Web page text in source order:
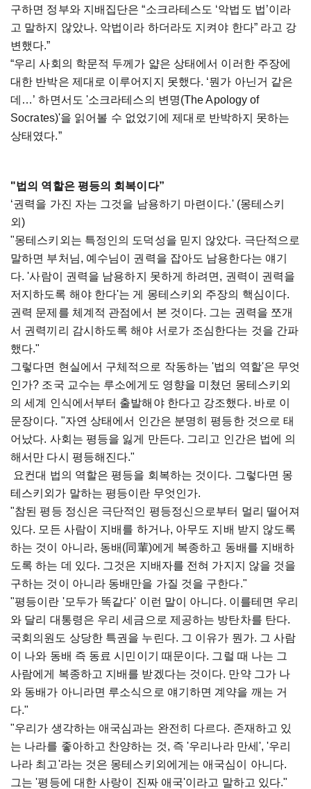
구하면 정부와 지배집단은 “소크라테스도 ‘악법도 법’이라
고 말하지 않았나. 악법이라 하더라도 지켜야 한다” 라고 강
변했다.”
“우리 사회의 학문적 두께가 얇은 상태에서 이러한 주장에
대한 반박은 제대로 이루어지지 못했다. ‘뭔가 아닌거 같은
데…’ 하면서도 '소크라테스의 변명(The Apology of
Socrates)'을 읽어볼 수 없었기에 제대로 반박하지 못하는
상태였다.”
"법의 역할은 평등의 회복이다”
‘권력을 가진 자는 그것을 남용하기 마련이다.' (몽테스키
외)
"몽테스키외는 특정인의 도덕성을 믿지 않았다. 극단적으로
말하면 부처님, 예수님이 권력을 잡아도 남용한다는 얘기
다. '사람이 권력을 남용하지 못하게 하려면, 권력이 권력을
저지하도록 해야 한다'는 게 몽테스키외 주장의 핵심이다.
권력 문제를 체계적 관점에서 본 것이다. 그는 권력을 쪼개
서 권력끼리 감시하도록 해야 서로가 조심한다는 것을 간파
했다."
그렇다면 현실에서 구체적으로 작동하는 '법의 역할'은 무엇
인가? 조국 교수는 루소에게도 영향을 미쳤던 몽테스키외
의 세계 인식에서부터 출발해야 한다고 강조했다. 바로 이
문장이다. "자연 상태에서 인간은 분명히 평등한 것으로 태
어났다. 사회는 평등을 잃게 만든다. 그리고 인간은 법에 의
해서만 다시 평등해진다."
요컨대 법의 역할은 평등을 회복하는 것이다. 그렇다면 몽
테스키외가 말하는 평등이란 무엇인가.
"참된 평등 정신은 극단적인 평등정신으로부터 멀리 떨어져
있다. 모든 사람이 지배를 하거나, 아무도 지배 받지 않도록
하는 것이 아니라, 동배(同輩)에게 복종하고 동배를 지배하
도록 하는 데 있다. 그것은 지배자를 전혀 가지지 않을 것을
구하는 것이 아니라 동배만을 가질 것을 구한다."
"평등이란 '모두가 똑같다' 이런 말이 아니다. 이를테면 우리
와 달리 대통령은 우리 세금으로 제공하는 방탄차를 탄다.
국회의원도 상당한 특권을 누린다. 그 이유가 뭔가. 그 사람
이 나와 동배 즉 동료 시민이기 때문이다. 그럴 때 나는 그
사람에게 복종하고 지배를 받겠다는 것이다. 만약 그가 나
와 동배가 아니라면 루소식으로 얘기하면 계약을 깨는 거
다."
"우리가 생각하는 애국심과는 완전히 다르다. 존재하고 있
는 나라를 좋아하고 찬양하는 것, 즉 '우리나라 만세', '우리
나라 최고'라는 것은 몽테스키외에게는 애국심이 아니다.
그는 '평등에 대한 사랑이 진짜 애국'이라고 말하고 있다."